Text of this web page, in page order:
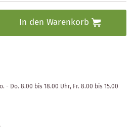
In den Warenkorb
- Do. 8.00 bis 18.00 Uhr, Fr. 8.00 bis 15.00